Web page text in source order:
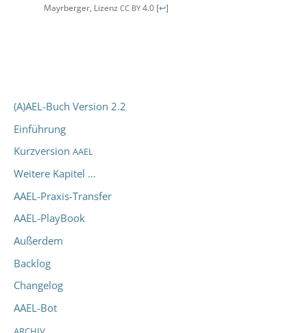
(A)AEL-Buch Version 2.2
Einführung
Kurzversion AAEL
Weitere Kapitel …
AAEL-Praxis-Transfer
AAEL-PlayBook
Außerdem
Backlog
Changelog
AAEL-Bot
Mayr­ber­ger, Lizenz CC BY4.0[↩]